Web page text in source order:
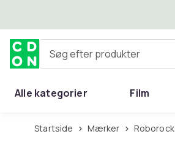
Søg efter produkter
Alle kategorier Film
Hjem & have
Startside Mærker Roborock